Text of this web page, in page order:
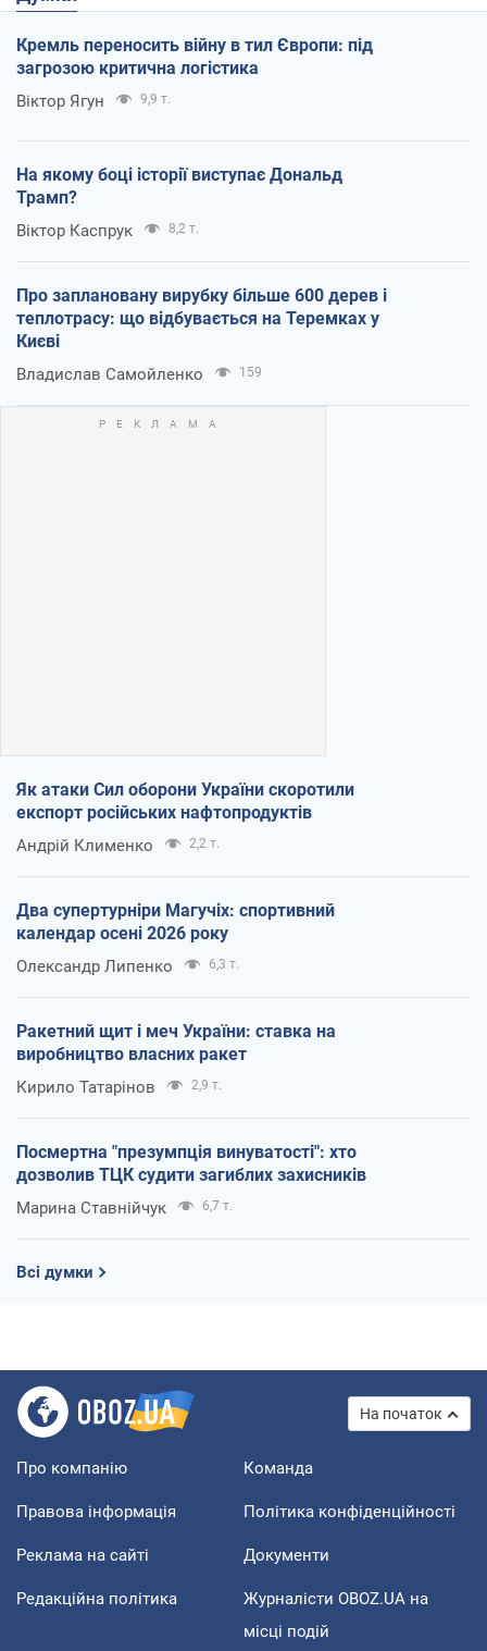
Кремль переносить війну в тил Європи: під
загрозою критична логістика
Віктор Ягун 9,9 т.
На якому боці історії виступає Дональд
Трамп?
Віктор Каспрук 8,2 т.
Про заплановану вирубку більше 600 дерев і
теплотрасу: що відбувається на Теремках у
Києві
Владислав Самойленко 159
Як атаки Сил оборони України скоротили
експорт російських нафтопродуктів
Андрій Клименко 2,2 т.
Два супертурніри Магучіх: спортивний
календар осені 2026 року
Олександр Липенко 6,3 т.
Ракетний щит і меч України: ставка на
виробництво власних ракет
Кирило Татарінов 2,9 т.
Посмертна "презумпція винуватості": хто
дозволив ТЦК судити загиблих захисників
Марина Ставнійчук 6,7 т.
Всі думки
На початок
Про компанію Команда
Правова інформація Політика конфіденційності
Реклама на сайті Документи
Редакційна політика
Журналісти OBOZ.UA на
місці подій